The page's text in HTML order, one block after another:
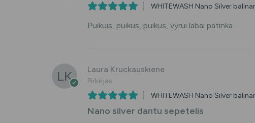
WHITEWASH Nano Silver
Puikuis, puikus, puikus, vyrui labai patinka
Laura Kruckauskiene
Pirkėjas
WHITEWASH Nano Silver
Nano silver dantu sepetelis